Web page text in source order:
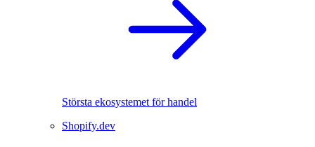
Största ekosystemet för handel
Shopify.dev